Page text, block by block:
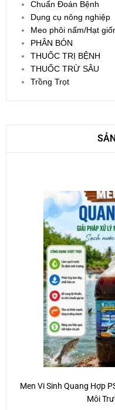
Chuẩn Đoán Bệnh
Dụng cụ nông nghiệp
Meo phôi nấm/Hạt
PHÂN BÓN
THUỐC TRỊ BỆNH
THUỐC TRỪ SÂU
Trồng Trọt
Men Vi Sinh Quang Hợp
Môi